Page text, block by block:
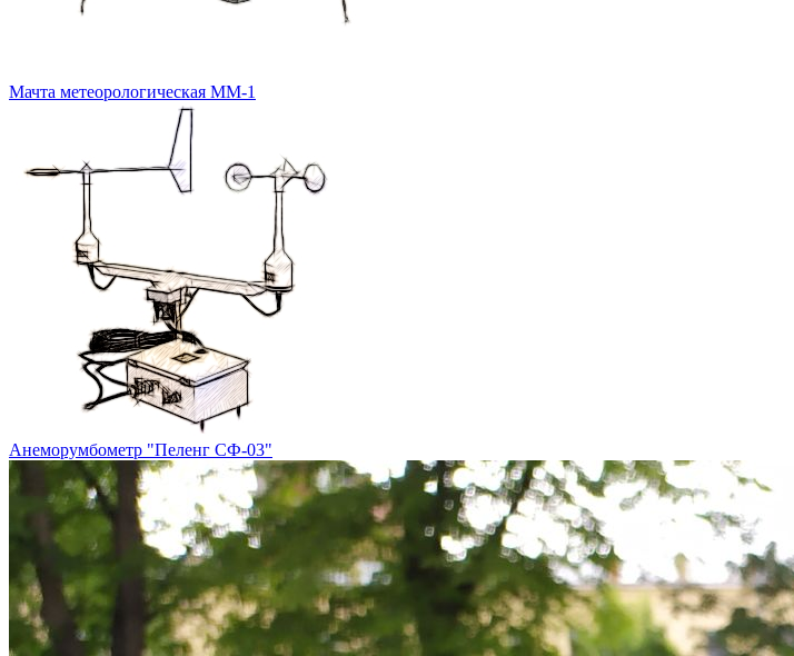
Мачта метеорологическая ММ-1
Анеморумбометр "Пеленг СФ-03"